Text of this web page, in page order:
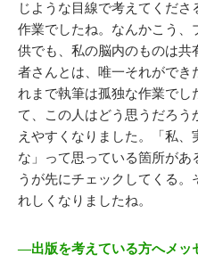
じような目線で考えてくだ
作業でしたね。なんかこう
供でも、私の脳内のものは
者さんとは、唯一それができ
れまで執筆は孤独な作業でし
て、この人はどう思うだろ
えやすくなりました。「私
な」って思っている箇所があ
うが先にチェックしてくる。
れしくなりましたね。
―出版を考えている方へメッ